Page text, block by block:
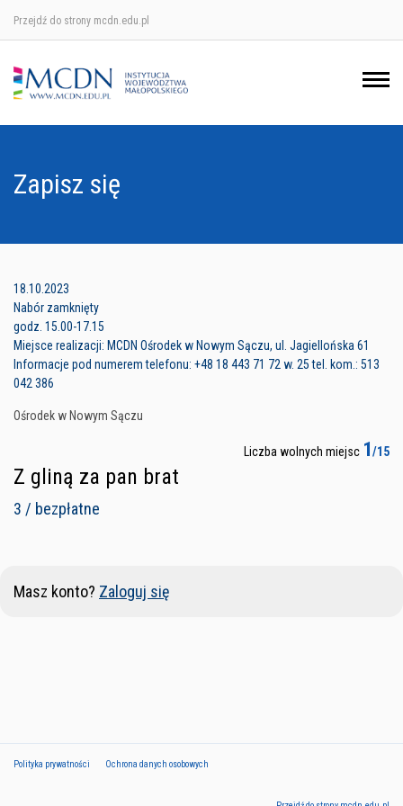
Przejdź do strony mcdn.edu.pl
Zapisz się
18.10.2023
Nabór zamknięty
godz. 15.00-17.15
Miejsce realizacji: MCDN Ośrodek w Nowym Sączu, ul. Jagiellońska 61
Informacje pod numerem telefonu: +48 18 443 71 72 w. 25 tel. kom.: 513
042 386
Ośrodek w Nowym Sączu
Liczba wolnych miejsc 1/15
Z gliną za pan brat
3 / bezpłatne
Masz konto? Zaloguj się
Polityka prywatności Ochrona danych osobowych
Ośrodek w Krakowie
Ośrodek w Nowym Sączu
Ośrodek w Tarnowie